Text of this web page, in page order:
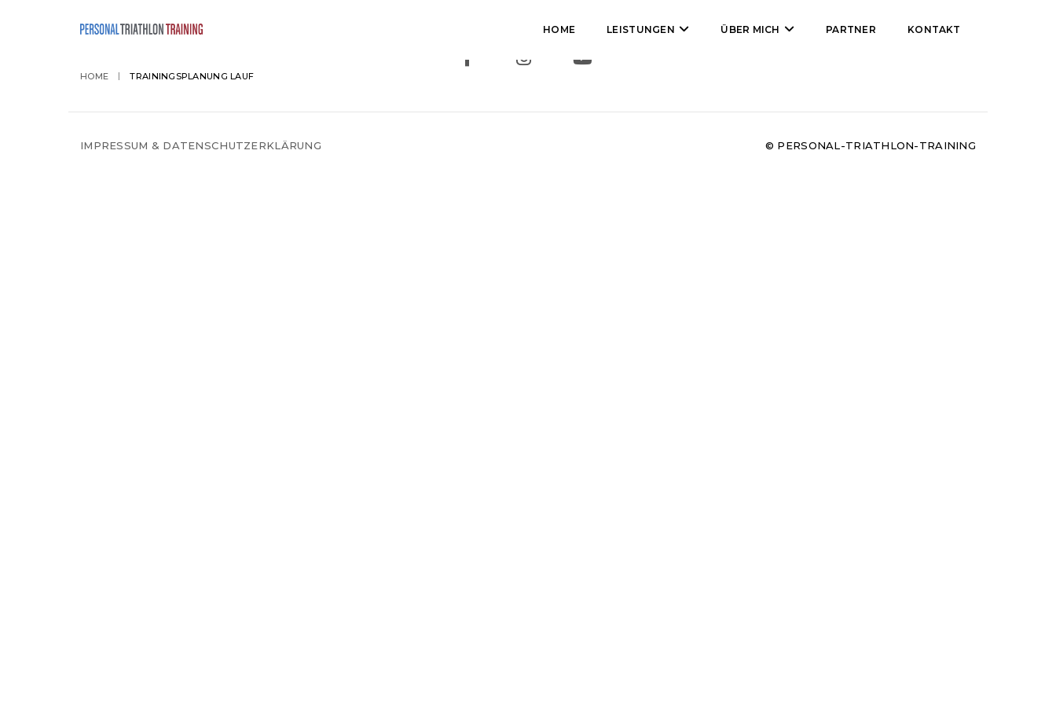
HOME LEISTUNGEN ÜBER MICH PARTNER KONTAKT
HOME TRAININGSPLANUNG LAUF
IMPRESSUM & DATENSCHUTZERKLÄRUNG © PERSONAL-TRIATHLON-TRAINING